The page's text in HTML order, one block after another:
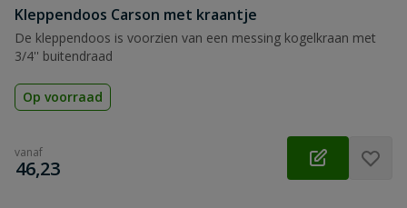
Kleppendoos Carson met kraantje
De kleppendoos is voorzien van een messing kogelkraan met
3/4'' buitendraad
Op voorraad
vanaf
€
46,23